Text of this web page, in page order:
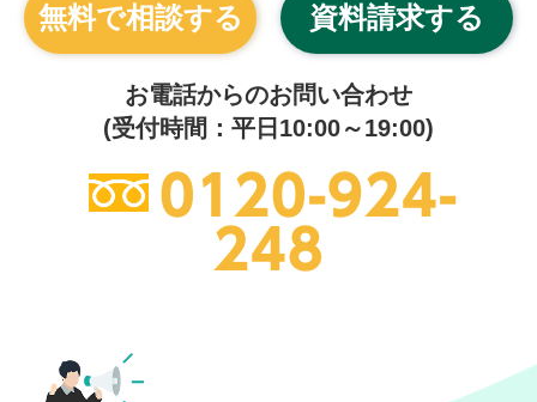
無料で相談する 資料請求する
お電話からのお問い合わせ
(受付時間：平日10:00～19:00)
0120-924-
248